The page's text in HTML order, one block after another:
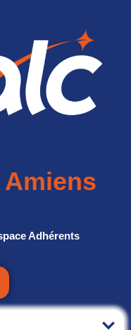
Amiens
Adhérents